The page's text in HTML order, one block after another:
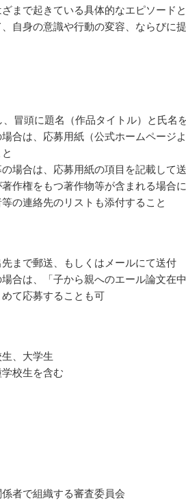
まで起きている具体的なエピソード
自身の意識や行動の変容、ならびに
冒頭に題名（作品タイトル）と氏名
合は、応募用紙（公式ホームページ
場合は、応募用紙の項目を記載して
作権をもつ著作物等が含まれる場合
の連絡先のリストも添付すること
まで郵送、もしくはメールにて送付
合は、「子から親へのエール論文在
て応募することも可
、大学生
校生を含む
者で組織する審査委員会